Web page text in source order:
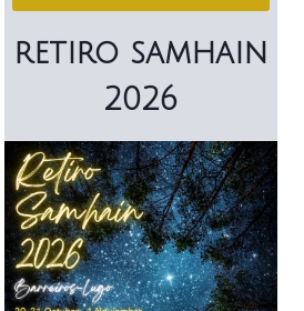
retiro samhain
2026